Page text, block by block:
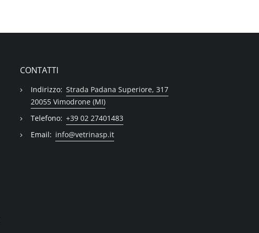
CONTATTI
Indirizzo: Strada Padana Superiore, 317
20055 Vimodrone (MI)
Telefono: +39 02 27401483
Email: info@vetrinasp.it